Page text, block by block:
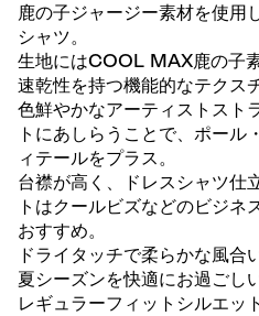
鹿の子ジャージー素材を使用
シャツ。
生地にはCOOL MAX鹿の子
速乾性を持つ機能的なテクス
色鮮やかなアーティストスト
トにあしらうことで、ポール
ィテールをプラス。
台襟が高く、ドレスシャツ仕
トはクールビズなどのビジネ
おすすめ。
ドライタッチで柔らかな風合
夏シーズンを快適にお過ごし
レギュラーフィットシルエット